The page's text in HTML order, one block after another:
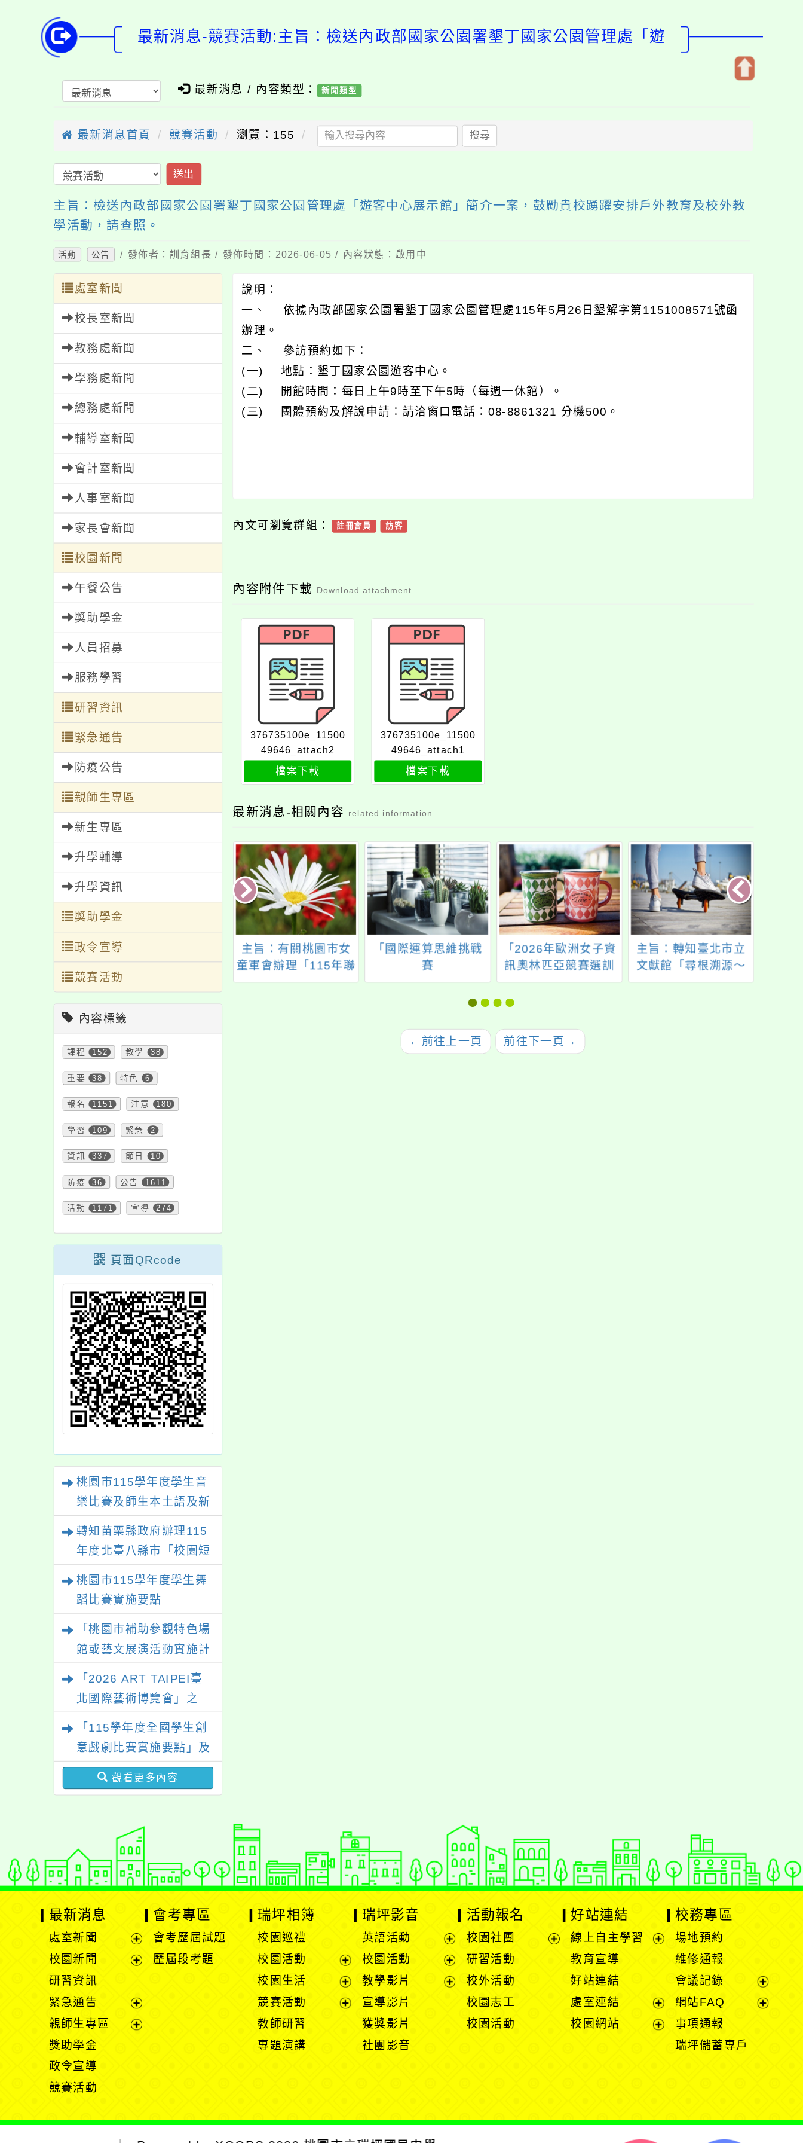
最新消息-競賽活動:主旨：檢送內政部國家公園署墾丁國家公園管理處「遊
最新消息 / 內容類型： 新聞類型
最新消息首頁 競賽活動 瀏覽：155 搜尋
送出
主旨：檢送內政部國家公園署墾丁國家公園管理處「遊客中心展示館」簡介一案，鼓勵貴校踴躍安排戶外教育及校外教
學活動，請查照。
活動 公告 / 發佈者：訓育組長 / 發佈時間：2026-06-05 / 內容狀態：啟用中
處室新聞
校長室新聞
教務處新聞
學務處新聞
總務處新聞
輔導室新聞
會計室新聞
人事室新聞
家長會新聞
校園新聞
午餐公告
獎助學金
人員招募
服務學習
研習資訊
緊急通告
防疫公告
親師生專區
新生專區
升學輔導
升學資訊
獎助學金
政令宣導
競賽活動
內容標籤
課程 152 教學 38
重要 38 特色 6
報名 1151 注意 180
學習 109 緊急 2
資訊 337 節日 10
防疫 36 公告 1611
活動 1171 宣導 274
頁面QRcode
桃園市115學年度學生音
樂比賽及師生本土語及新
轉知苗栗縣政府辦理115
年度北臺八縣市「校園短
影音徵選活動-情緒守門
員」簡章及活動海報，歡
迎學生踴躍報名參加。
桃園市115學年度學生舞
蹈比賽實施要點
「桃園市補助參觀特色場
館或藝文展演活動實施計
「2026 ART TAIPEI臺
北國際藝術博覽會」之
「115學年度全國學生創
意戲劇比賽實施要點」及
修正內容對照表
觀看更多內容
說明：
一、 依據內政部國家公園署墾丁國家公園管理處115年5月26日墾解字第1151008571號函
辦理。
二、 參訪預約如下：
(一) 地點：墾丁國家公園遊客中心。
(二) 開館時間：每日上午9時至下午5時（每週一休館）。
(三) 團體預約及解說申請：請洽窗口電話：08-8861321 分機500。
內文可瀏覽群組： 註冊會員 訪客
內容附件下載 Download attachment
376735100e_11500
49646_attach2
檔案下載
376735100e_11500
49646_attach1
檔案下載
最新消息-相關內容 related information
有關桃園市響
兒童人權日辦
的主張．勇敢
請協助登載於
知所屬機關及
加一案，請查
114年環境知識競賽 主旨：有關桃園市女
童軍會辦理「115年聯
團宣示露營實施計
「國際運算思維挑戰
賽
(InternationalChallengeonInformatics
and Computational
「2026年歐洲女子資
訊奧林匹亞競賽選訓
營」初選
主旨：轉知臺北市立
文獻館「尋根溯源～
創意族譜設計比賽」
← 前往上一頁 前往下一頁 →
最新消息
處室新聞
展
開
單
校園新聞
開
選
單
研習資訊
緊急通告
展
開
親師生專區
獎助學金
政令宣導
競賽活動
會考專區
會考歷屆試題
歷屆段考題
瑞坪相簿
校園巡禮
校園活動
展
開
選
校園生活
展
開
競賽活動
教師研習
專題演講
瑞坪影音
英語活動
展
開
選
校園活動
展
開
教學影片
宣導影片
獲獎影片
社團影音
活動報名
校園社團
研習活動
校外活動
校園志工
校園活動
好站連結
線上自主學習
單
教育宣導
好站連結
處室連結
展
開
校園網站
校務專區
場地預約
維修通報
會議記錄
展
開
網站FAQ
事項通報
瑞坪儲蓄專戶